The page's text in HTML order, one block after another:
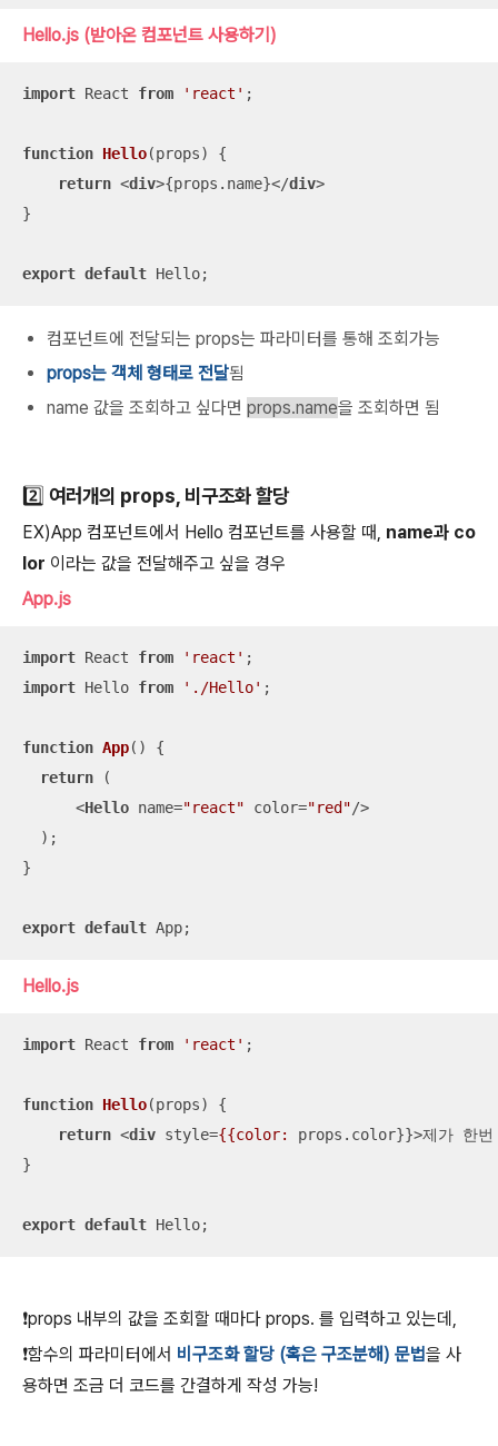
Hello.js (받아온 컴포넌트 사용하기)
import React from 'react' ;
function Hello(props) {
return <div>{props.name}</div>
}
export default Hello;
컴포넌트에 전달되는 props는 파라미터를 통해 조회가능
props는 객체 형태로 전달됨
name 값을 조회하고 싶다면 props.name을 조회하면 됨
2️⃣ 여러개의 props, 비구조화 할당
EX)App 컴포넌트에서 Hello 컴포넌트를 사용할 때, name과 co
lor 이라는 값을 전달해주고 싶을 경우
App.js
import React from 'react'
import Hello from './Hello' ;
function App( ) {
return (
<Hello name="react" color="red"/>
  );
}
export default App;
Hello.js
import React from 'react' ;
function Hello(props) {
return <div style={{color: props.color}}>제가 한
}
export default Hello;
❗️props 내부의 값을 조회할 때마다 props. 를 입력하고 있는데,
❗️함수의 파라미터에서 비구조화 할당 (혹은 구조분해) 문법을 사
용하면 조금 더 코드를 간결하게 작성 가능!